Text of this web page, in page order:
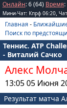
Онлайн: 6 (64) Время:
Мини-Чат: Кпрф 06:20,
Главная -
Поиск по
Теннис. ATP
- Виталий Сачко
Алекс
13:05 05 Июня
Результат матча